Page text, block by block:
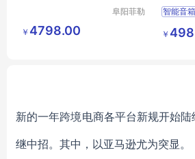
阜阳菲勒
￥ 4798.00
器人
智能音箱
智能音
￥
新的一年跨境电商各平台新规开始
继中招。其中，以亚马逊尤为突显。